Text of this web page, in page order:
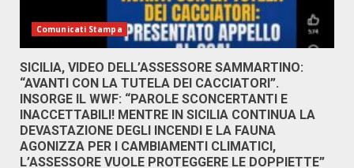
Comunicati Stampa
SICILIA, VIDEO DELL’ASSESSORE SAMMARTINO:
“AVANTI CON LA TUTELA DEI CACCIATORI”.
INSORGE IL WWF: “PAROLE SCONCERTANTI E
INACCETTABILI! MENTRE IN SICILIA CONTINUA LA
DEVASTAZIONE DEGLI INCENDI E LA FAUNA
AGONIZZA PER I CAMBIAMENTI CLIMATICI,
L’ASSESSORE VUOLE PROTEGGERE LE DOPPIETTE”